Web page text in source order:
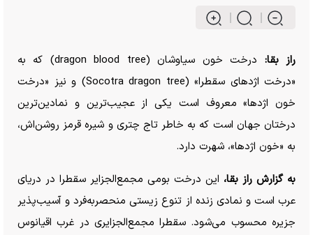
راز بقا:
درخت خون سیاوشان (dragon blood tree) که به
«درخت اژد‌های سقطرا» (Socotra dragon tree) و نیز «درخت
خون اژدها» معروف است یکی از عجیب‌ترین و نمادین‌ترین
درختان جهان است که به خاطر تاج چتری و شیره قرمز روشن‌اش،
به «خون اژدها»، شهرت دارد.
به گزارش راز بقا، این درخت بومی مجمع‌الجزایر سقطرا در دریای
عرب است و نمادی زنده از تنوع زیستی منحصر‌به‌فرد و آسیب‌پذیر
جزیره محسوب می‌شود. سقطرا مجمع‌الجزایری در غرب اقیانوس